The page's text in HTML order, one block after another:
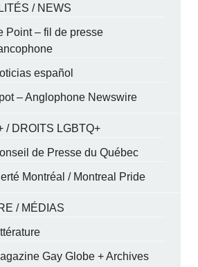
/ NEWS
Point – fil de presse
español
– Anglophone Newswire
/ DROITS LGBTQ+
de Presse du Québec
Montréal / Montreal Pride
/ MÉDIAS
Gay Globe + Archives